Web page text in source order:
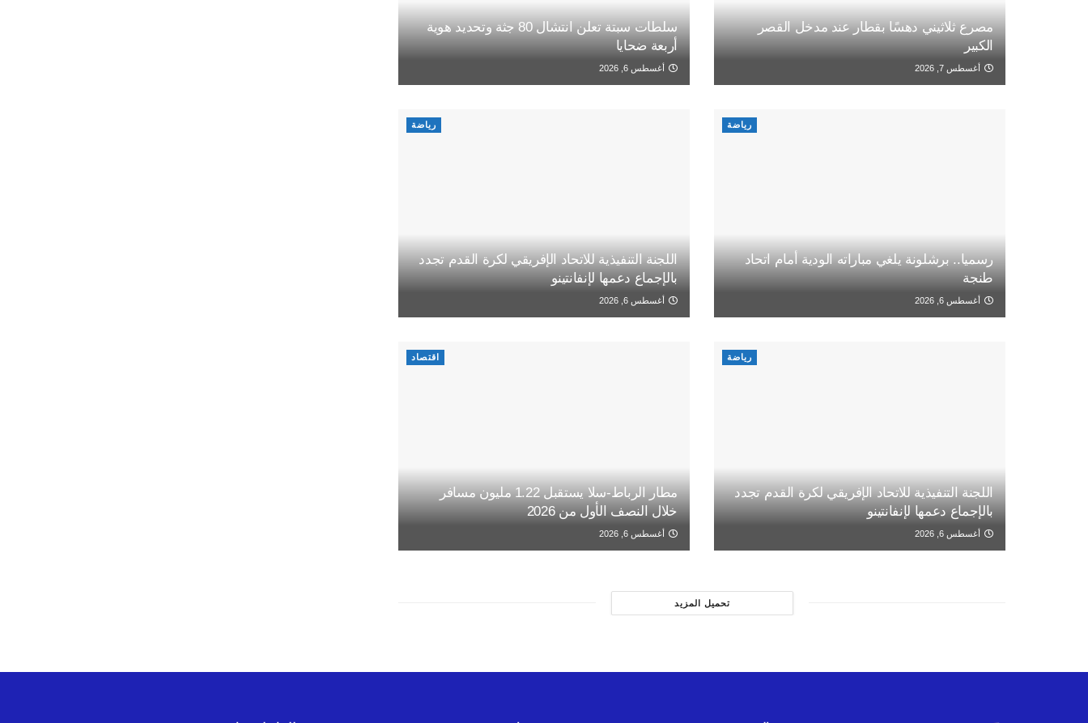
مصرع ثلاثيني دهسًا بقطار عند مدخل القصر
الكبير
أغسطس 7, 2026
سلطات سبتة تعلن انتشال 80 جثة وتحديد هوية
أربعة ضحايا
أغسطس 6, 2026
رياضة
رسميا.. برشلونة يلغي مباراته الودية أمام اتحاد
طنجة
أغسطس 6, 2026
رياضة
اللجنة التنفيذية للاتحاد الإفريقي لكرة القدم تجدد
بالإجماع دعمها لإنفانتينو
أغسطس 6, 2026
رياضة
اللجنة التنفيذية للاتحاد الإفريقي لكرة القدم تجدد
بالإجماع دعمها لإنفانتينو
أغسطس 6, 2026
اقتصاد
مطار الرباط-سلا يستقبل 1.22 مليون مسافر
خلال النصف الأول من 2026
أغسطس 6, 2026
تحميل المزيد